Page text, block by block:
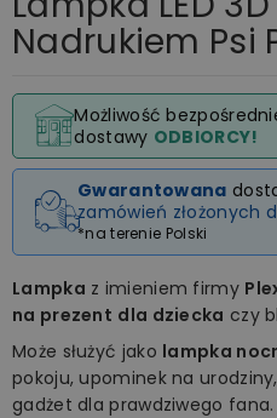
Nadrukiem Psi
Możliwość
dostawy ODBIORCY!
Gwarantowana
zamówień złożonych
*na terenie Polski
Lampka z imieniem firmy
na prezent dla dziecka czy
Może służyć jako lampka
pokoju, upominek na
gadżet dla prawdziwego fana.